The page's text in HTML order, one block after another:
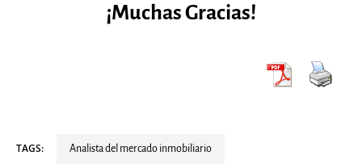
¡Muchas Gracias!
TAGS: Analista del mercado inmobiliario